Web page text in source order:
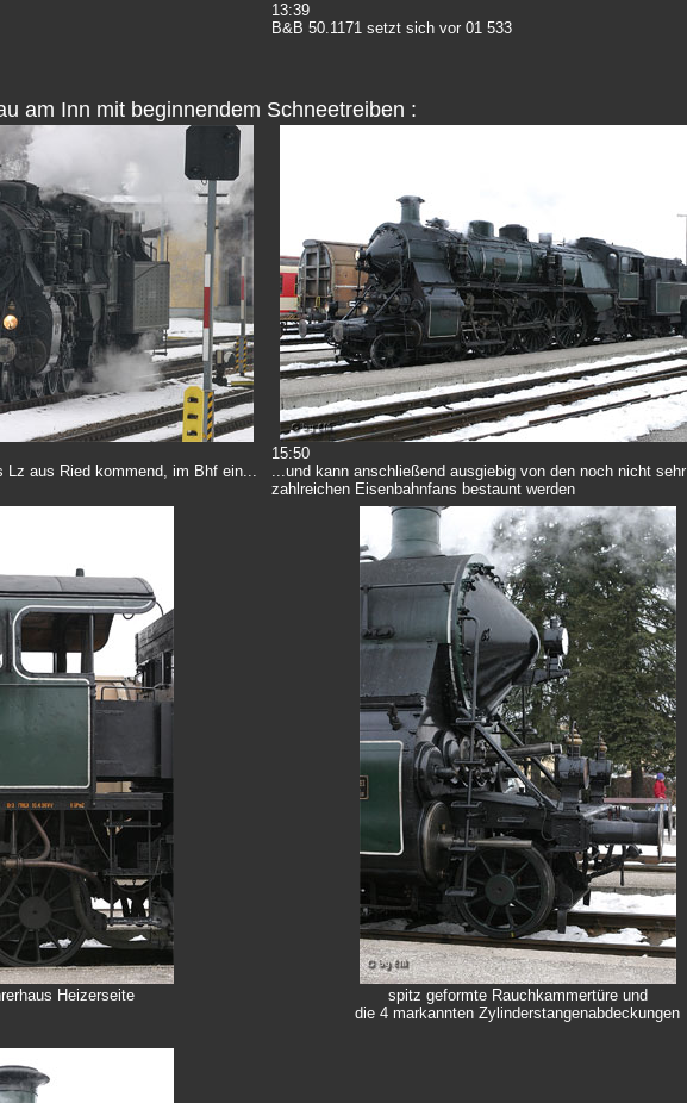
13:39
B&B 50.1171 setzt sich vor 01 533
am Inn mit beginnendem Schneetreiben :
aus Ried kommend, im Bhf ein...
15:50
...und kann anschließend ausgiebig von den noch nicht sehr
zahlreichen Eisenbahnfans bestaunt werden
Heizerseite
spitz geformte Rauchkammertüre und
die 4 markannten Zylinderstangenabdeckungen